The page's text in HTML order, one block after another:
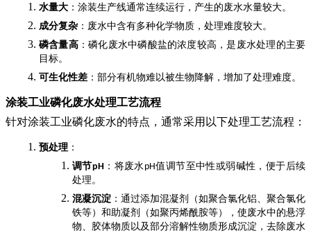
水量大 ：涂装生产线通常连续运行，产生的废水水量较大。
成分复杂 ：废水中含有多种化学物质，处理难度较大。
磷含量高：磷化废水中磷酸盐的浓度较高，是废水处理的主要
目标。
可生化性差 ：部分有机物难以被生物降解，增加了处理难度。
涂装工业磷化废水处理工艺流程
针对涂装工业磷化废水的特点，通常采用以下处理工艺流程：
预处理 ：
调节pH ：将废水 pH值调节至中性或弱碱性，便于后续
处理。
混凝沉淀 ：通过添加混凝剂（如聚合氯化铝、聚合氯化
铁等）和助凝剂（如聚丙烯酰胺等），使废水中的悬浮
物、胶体物质以及部分溶解性物质形成沉淀，去除废水